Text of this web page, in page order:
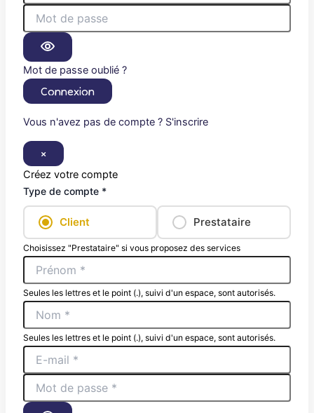
Mot de passe oublié ?
Connexion
Vous n'avez pas de compte ? S'inscrire
×
Créez votre compte
Type de compte *
Client Prestataire
Choisissez "Prestataire" si vous proposez des services
Seules les lettres et le point (.), suivi d'un espace, sont autorisés.
Seules les lettres et le point (.), suivi d'un espace, sont autorisés.